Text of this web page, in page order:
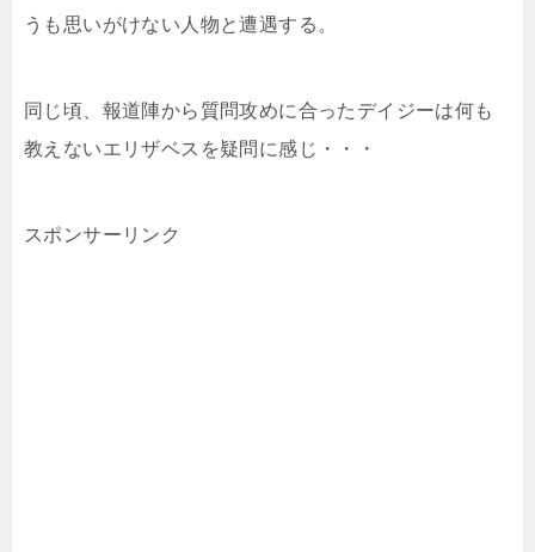
うも思いがけない人物と遭遇する。
同じ頃、報道陣から質問攻めに合ったデイジーは何も
教えないエリザベスを疑問に感じ・・・
スポンサーリンク